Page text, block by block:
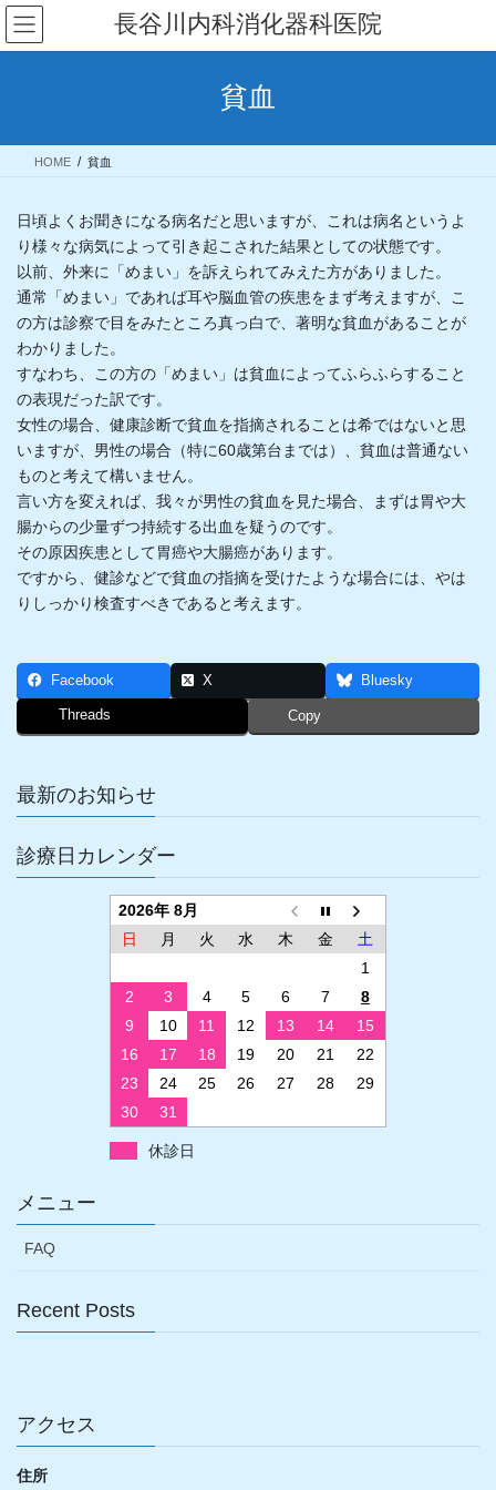
コ
ン
テ
ス
ナ
ビ
ゲ
ン
長谷川内科消化器科医院
貧血
HOME 貧血
日頃よくお聞きになる病名だと思いますが、これは病名というよ
り様々な病気によって引き起こされた結果としての状態です。
以前、外来に「めまい」を訴えられてみえた方がありました。
通常「めまい」であれば耳や脳血管の疾患をまず考えますが、こ
の方は診察で目をみたところ真っ白で、著明な貧血があることが
わかりました。
すなわち、この方の「めまい」は貧血によってふらふらすること
の表現だった訳です。
女性の場合、健康診断で貧血を指摘されることは希ではないと思
いますが、男性の場合（特に60歳第台までは）、貧血は普通ない
ものと考えて構いません。
言い方を変えれば、我々が男性の貧血を見た場合、まずは胃や大
腸からの少量ずつ持続する出血を疑うのです。
その原因疾患として胃癌や大腸癌があります。
ですから、健診などで貧血の指摘を受けたような場合には、やは
りしっかり検査すべきであると考えます。
Facebook X Bluesky
Threads Copy
最新のお知らせ
診療日カレンダー
2026年 8月
日
月 火 水 木 金
土
1
2
3 4 5 6 7
8
9
10 11 12 13 14
15
16
17 18 19 20 21
22
23
24 25 26 27 28
29
30
31
休診日
メニュー
FAQ
Recent Posts
アクセス
住所